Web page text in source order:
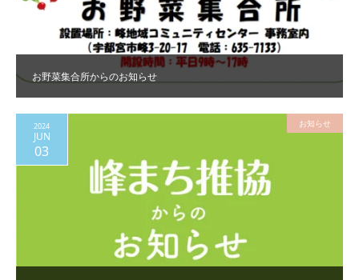
お野菜集合所からのお知らせ
2024
JUN
03
お知らせ